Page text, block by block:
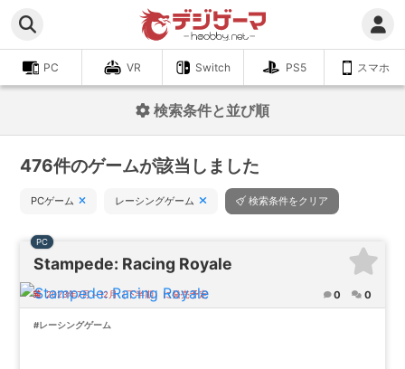
PC VR Switch PS5 スマホ
476件のゲームが該当しました
PCゲーム レーシングゲーム 検索条件をクリア
Stampede: Racing Royale
PC
2023年7月～12月（下半期）に発売予定 0 0
#レーシングゲーム
検索条件と並び順